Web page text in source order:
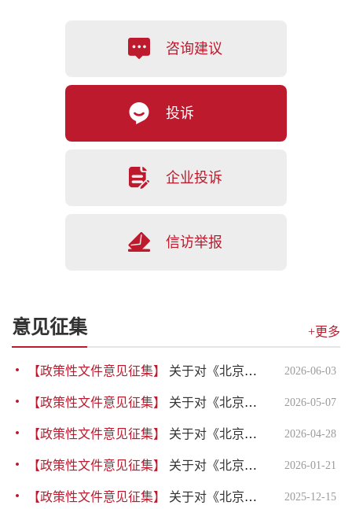
咨询建议
投诉
企业投诉
信访举报
意见征集 +更多
【政策性文件意见征集】 关于对《北京经济技术开发区关于促进游戏电竞产业高质量发展若干措施》公开征求意见的公告 2026-06-03
【政策性文件意见征集】 关于对《北京经济技术开发区关于促进“人工智能+视听”产业高质量发展若干措施（征求意见稿）》公开征求意见的公告 2026-05-07
【政策性文件意见征集】 关于对《北京经济技术开发区关于开展“沙盒审批”试点的工作方案（试行）（征求意见稿）》公开征集意见的公告 2026-04-28
【政策性文件意见征集】 关于对《北京经济技术开发区关于推动经济提质增效的若干措施（征求意见稿）》公开征求意见的公告 2026-01-21
【政策性文件意见征集】 关于对《北京经济技术开发区关于增强经济向新向好态势的若干措施（征求意见稿）》公开征求意见的公告 2025-12-15